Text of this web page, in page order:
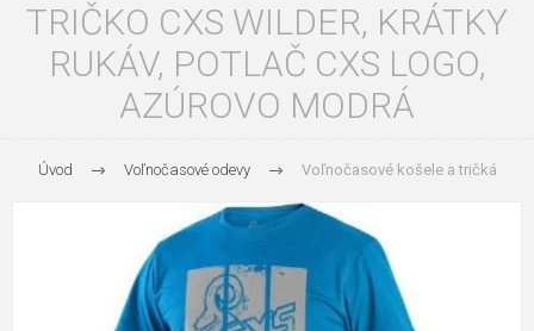
TRIČKO CXS WILDER, KRÁTKY
RUKÁV, POTLAČ CXS LOGO,
AZÚROVO MODRÁ
Úvod Voľnočasové odevy Voľnočasové košele a tričká